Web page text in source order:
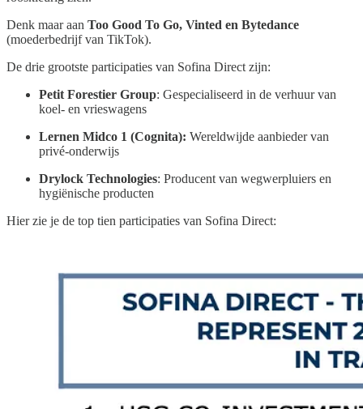
Denk maar aan Too Good To Go, Vinted en Bytedance
(moederbedrijf van TikTok).
De drie grootste participaties van Sofina Direct zijn:
Petit Forestier Group: Gespecialiseerd in de verhuur van
koel- en vrieswagens
Lernen Midco 1 (Cognita): Wereldwijde aanbieder van
privé-onderwijs
Drylock Technologies: Producent van wegwerpluiers en
hygiënische producten
Hier zie je de top tien participaties van Sofina Direct: